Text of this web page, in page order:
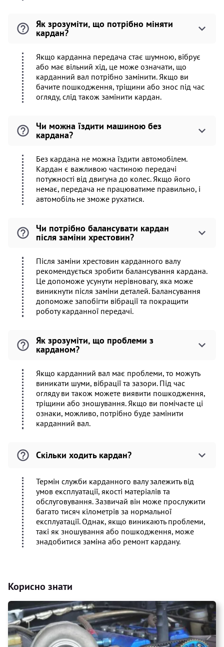
Як зрозуміти, що потрібно міняти
кардан?
Якщо карданна передача стає шумною, вібрує
або має вільний хід, це може означати, що
карданний вал потрібно замінити. Якщо ви
бачите пошкодження, тріщини або знос під час
огляду, слід також замінити кардан.
Чи можна їздити машиною без
кардана?
Без кардана не можна їздити автомобілем.
Кардан є важливою частиною передачі
потужності від двигуна до колес. Якщо його
немає, передача не працюватиме правильно, і
автомобіль не зможе рухатися.
Чи потрібно балансувати кардан
після заміни хрестовин?
Після заміни хрестовин карданного валу
рекомендується зробити балансування кардана.
Це допоможе усунути нерівновагу, яка може
виникнути після заміни деталей. Балансування
допоможе запобігти вібрації та покращити
роботу карданної передачі.
Як зрозуміти, що проблеми з
карданом?
Якщо карданний вал має проблеми, то можуть
виникати шуми, вібрації та зазори. Під час
огляду ви також можете виявити пошкодження,
тріщини або зношування. Якщо ви помічаєте ці
ознаки, можливо, потрібно буде замінити
карданний вал.
Скільки ходить кардан?
Термін служби карданного валу залежить від
умов експлуатації, якості матеріалів та
обслуговування. Зазвичай він може прослужити
багато тисяч кілометрів за нормальної
експлуатації. Однак, якщо виникають проблеми,
такі як зношування або пошкодження, може
знадобитися заміна або ремонт кардану.
Корисно знати